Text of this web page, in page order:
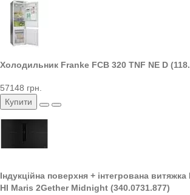
Холодильник Franke FCB 320 TNF NE D
57148 грн.
Купити
Індукційна поверхня + інтегрована
HI Maris 2Gether Midnight (340.0731.877)